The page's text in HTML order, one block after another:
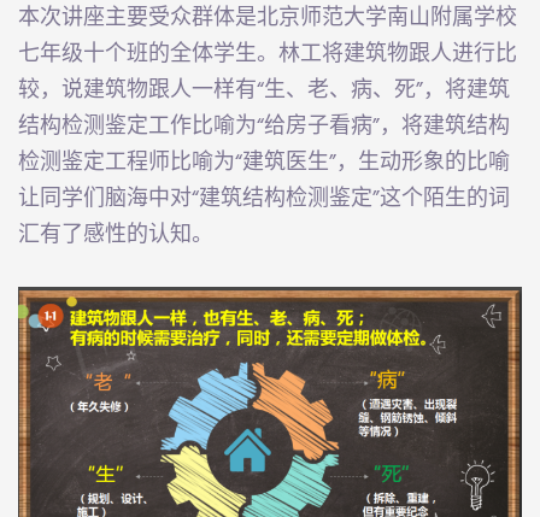
本次讲座主要受众群体是北京师范大学南山附属学校
七年级十个班的全体学生。林工将建筑物跟人进行比
较，说建筑物跟人一样有“生、老、病、死”，将建筑
结构检测鉴定工作比喻为“给房子看病”，将建筑结构
检测鉴定工程师比喻为“建筑医生”，生动形象的比喻
让同学们脑海中对“建筑结构检测鉴定”这个陌生的词
汇有了感性的认知。